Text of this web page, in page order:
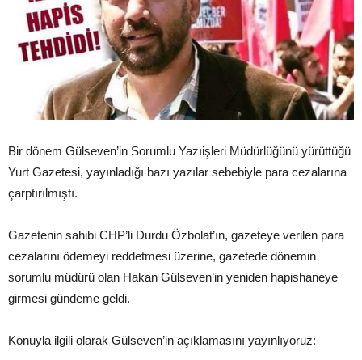
Bir dönem Gülseven’in Sorumlu Yazıişleri Müdürlüğünü yürüttüğü
Yurt Gazetesi, yayınladığı bazı yazılar sebebiyle para cezalarına
çarptırılmıştı.
Gazetenin sahibi CHP’li Durdu Özbolat’ın, gazeteye verilen para
cezalarını ödemeyi reddetmesi üzerine, gazetede dönemin
sorumlu müdürü olan Hakan Gülseven’in yeniden hapishaneye
girmesi gündeme geldi.
Konuyla ilgili olarak Gülseven’in açıklamasını yayınlıyoruz: